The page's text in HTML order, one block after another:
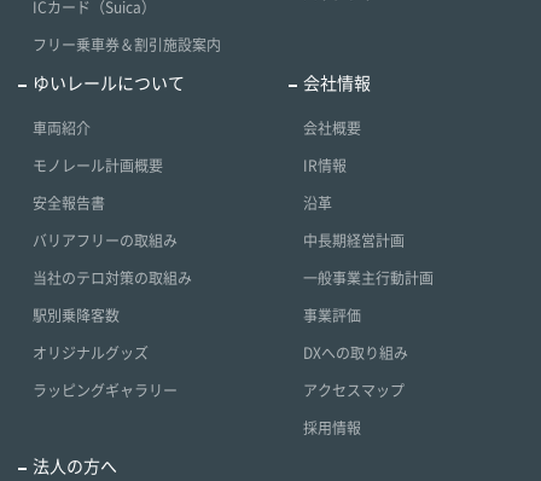
ICカード（Suica）
フリー乗車券＆割引施設案内
ゆいレールについて
車両紹介
モノレール計画概要
安全報告書
バリアフリーの取組み
当社のテロ対策の取組み
駅別乗降客数
オリジナルグッズ
ラッピングギャラリー
会社情報
会社概要
IR情報
沿革
中長期経営計画
一般事業主行動計画
事業評価
DXへの取り組み
アクセスマップ
採用情報
法人の方へ